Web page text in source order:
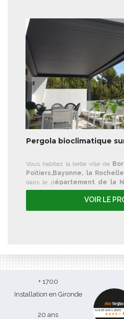
Pergola bioclimatique
Vous habitez la belle ville de
Poitiers,Bayonne, la
dans le département de la
recherchez une solution pour
nous vous proposons notre
bioclimatique à lames
VOIR LE
+ 1700
Installation en Gironde
20 ans